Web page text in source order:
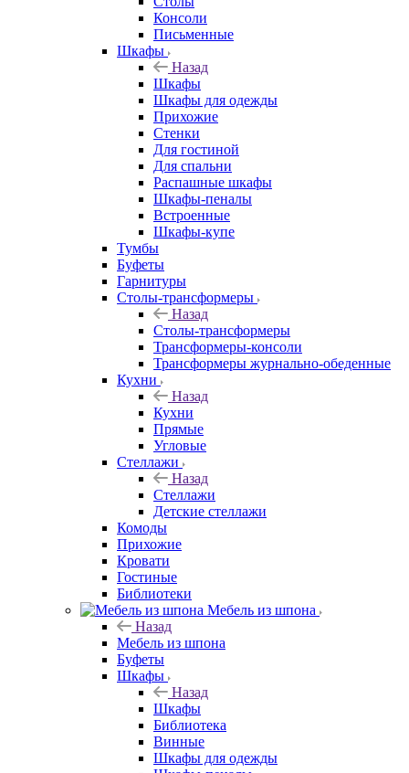
Консоли
Письменные
Шкафы
Назад
Шкафы
Шкафы для одежды
Прихожие
Стенки
Для гостиной
Для спальни
Распашные шкафы
Шкафы-пеналы
Встроенные
Шкафы-купе
Тумбы
Буфеты
Гарнитуры
Столы-трансформеры
Назад
Столы-трансформеры
Трансформеры-консоли
Трансформеры журнально-обеденные
Кухни
Назад
Кухни
Прямые
Угловые
Стеллажи
Назад
Стеллажи
Детские стеллажи
Комоды
Прихожие
Кровати
Гостиные
Библиотеки
Мебель из шпона
Назад
Мебель из шпона
Буфеты
Шкафы
Назад
Шкафы
Библиотека
Винные
Шкафы для одежды